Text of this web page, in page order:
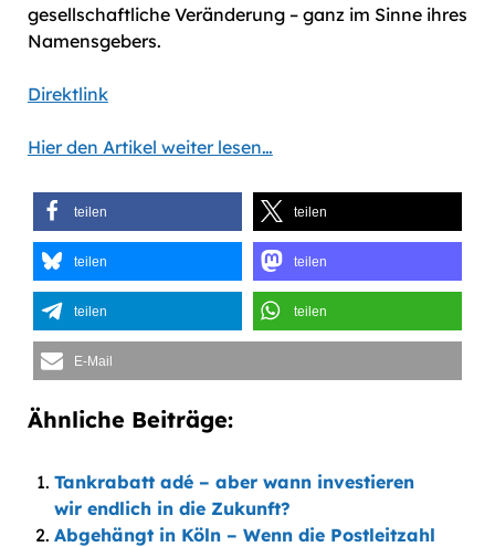
gesellschaftliche Veränderung – ganz im Sinne ihres
Namensgebers.
Direktlink
Hier den Artikel weiter lesen…
teilen teilen
teilen teilen
teilen teilen
E-Mail
Ähnliche Beiträge:
Tankrabatt adé – aber wann investieren
wir endlich in die Zukunft?
Abgehängt in Köln – Wenn die Postleitzahl